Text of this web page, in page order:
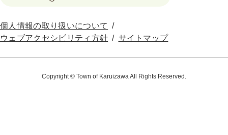
個人情報の取り扱いについて
ウェブアクセシビリティ方針
サイトマップ
Copyright © Town of Karuizawa All Rights Reserved.